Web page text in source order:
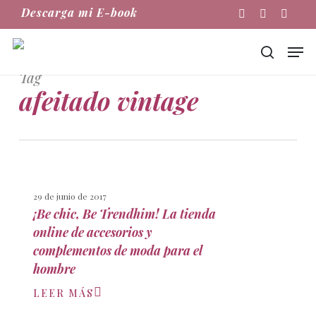
main
InstagramPhoneEmail
Descarga mi E-book
buscar
Tag
afeitado vintage
29 de junio de 2017
¡Be chic, Be Trendhim! La tienda
online de accesorios y
complementos de moda para el
hombre
LEER MÁS